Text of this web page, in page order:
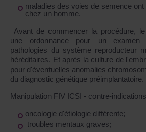
maladies des voies de semence ont
chez un homme.
Avant de commencer la procédure,
une ordonnance pour un examen
pathologies du système reproducteur
héréditaires. Et après la culture de
pour d'éventuelles anomalies
du diagnostic génétique préimplantatoire.
Manipulation FIV ICSI - contre-
oncologie d'étiologie différente;
troubles mentaux graves;